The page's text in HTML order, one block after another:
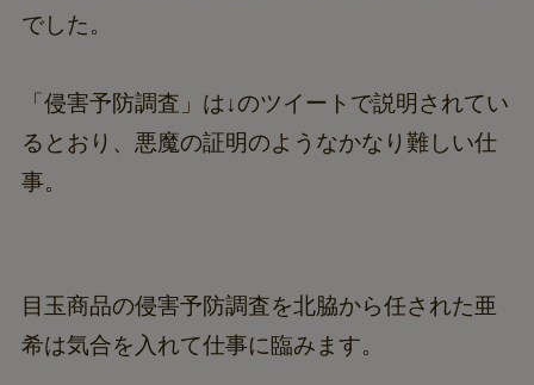
でした。
「侵害予防調査」は↓のツイートで説明されてい
るとおり、悪魔の証明のようなかなり難しい仕
事。
目玉商品の侵害予防調査を北脇から任された亜
希は気合を入れて仕事に臨みます。